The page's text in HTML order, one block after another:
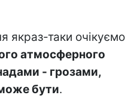
якраз-таки очікуємо
атмосферного
- грозами,
бути.